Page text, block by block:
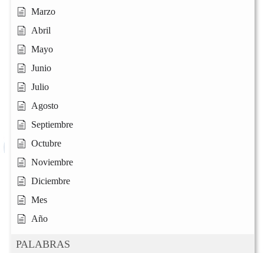
Marzo
Abril
Mayo
Junio
Julio
Agosto
Septiembre
Octubre
Noviembre
Diciembre
Mes
Año
PALABRAS